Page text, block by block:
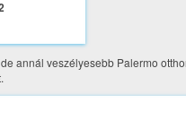
annál veszélyesebb Palermo